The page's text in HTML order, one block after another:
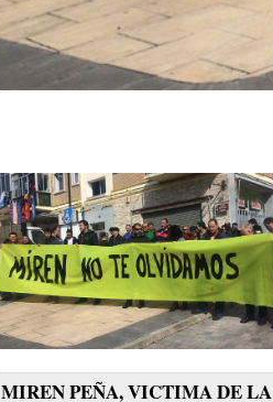
MIREN PEÑA, VICTIMA DE LA